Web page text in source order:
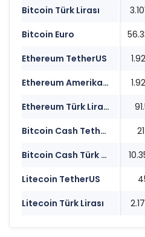
Bitcoin Türk Lirası
Bitcoin Euro
Ethereum TetherUS
Ethereum Amerikan Doları
Ethereum Türk Lirası
Bitcoin Cash TetherUS
Bitcoin Cash Türk Lirası
Litecoin TetherUS
Litecoin Türk Lirası